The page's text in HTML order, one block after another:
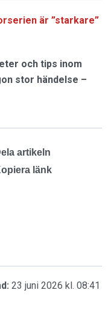
är ”starkare”
och tips inom
stor händelse –
artikeln
länk
23 juni 2026 kl. 08:41